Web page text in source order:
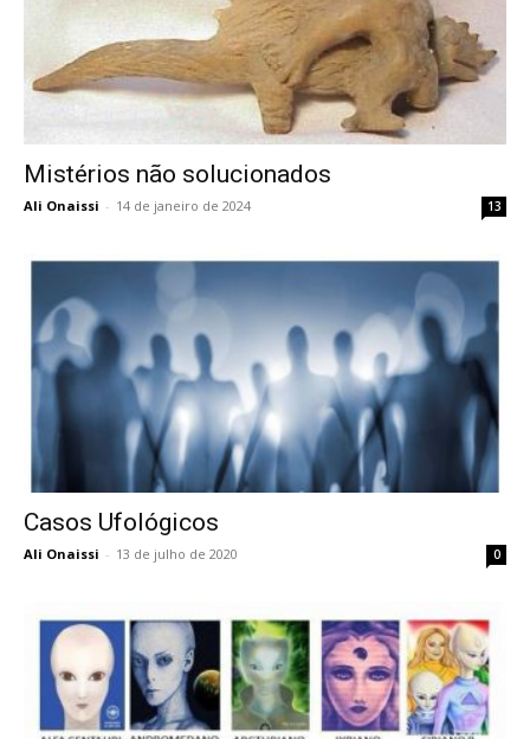
Mistérios não solucionados
Ali Onaissi - 14 de janeiro de 2024 13
Casos Ufológicos
Ali Onaissi - 13 de julho de 2020 0